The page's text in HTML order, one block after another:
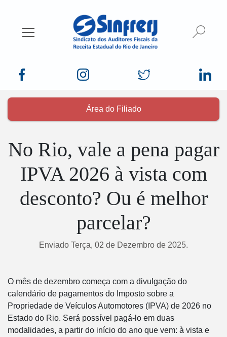
Mostrar/Esconder menu
Área do Filiado
No Rio, vale a pena pagar
IPVA 2026 à vista com
desconto? Ou é melhor
parcelar?
Enviado Terça, 02 de Dezembro de 2025.
O mês de dezembro começa com a divulgação do
calendário de pagamentos do Imposto sobre a
Propriedade de Veículos Automotores (IPVA) de 2026 no
Estado do Rio. Será possível pagá-lo em duas
modalidades, a partir do início do ano que vem: à vista e